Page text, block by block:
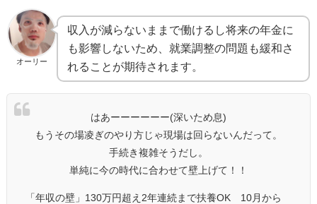
オーリー
収入が減らないままで働けるし将来の年金に
も影響しないため、就業調整の問題も緩和さ
れることが期待されます。
はあーーーーーー(深いため息)
もうその場凌ぎのやり方じゃ現場は回らないんだって。
手続き複雑そうだし。
単純に今の時代に合わせて壁上げて！！
「年収の壁」130万円超え2年連続まで扶養OK 10月から